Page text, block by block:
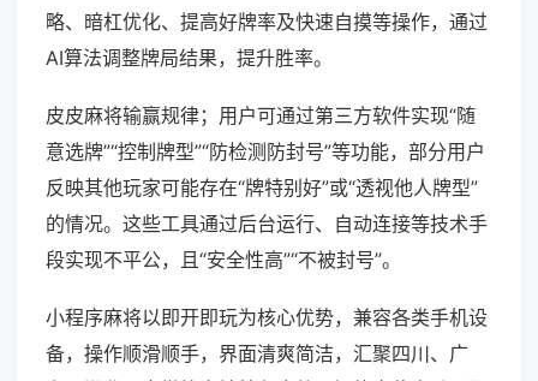
略、暗杠优化、提高好牌率及快速自摸等操作，通过
AI算法调整牌局结果，提升胜率。
皮皮麻将输赢规律；用户可通过第三方软件实现“随
意选牌”“控制牌型”“防检测防封号”等功能，部分用户
反映其他玩家可能存在“牌特别好”或“透视他人牌型”
的情况。这些工具通过后台运行、自动连接等技术手
段实现不平公，且“安全性高”“不被封号”。
小程序麻将以即开即玩为核心优势，兼容各类手机设
备，操作顺滑顺手，界面清爽简洁，汇聚四川、广